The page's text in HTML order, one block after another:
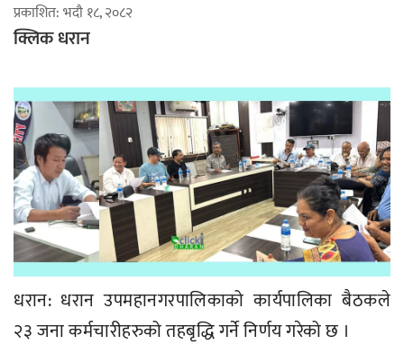
प्रकाशित: भदौ १८, २०८२
क्लिक धरान
धरान: धरान उपमहानगरपालिकाको कार्यपालिका बैठकले
२३ जना कर्मचारीहरुको तहबृद्धि गर्ने निर्णय गरेको छ ।